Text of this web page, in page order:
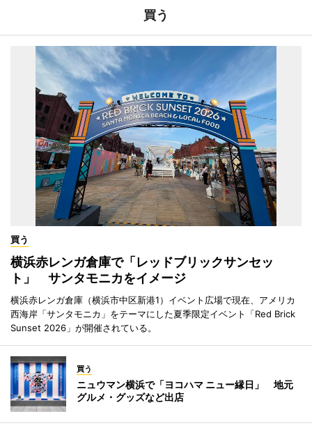
買う
買う
横浜赤レンガ倉庫で「レッドブリックサンセッ
ト」 サンタモニカをイメージ
横浜赤レンガ倉庫（横浜市中区新港1）イベント広場で現在、アメリカ
西海岸「サンタモニカ」をテーマにした夏季限定イベント「Red Brick
Sunset 2026」が開催されている。
買う
ニュウマン横浜で「ヨコハマ ニュー縁日」 地元
グルメ・グッズなど出店